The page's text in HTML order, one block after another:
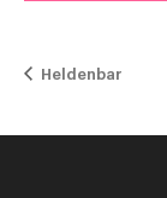
Heldenbar